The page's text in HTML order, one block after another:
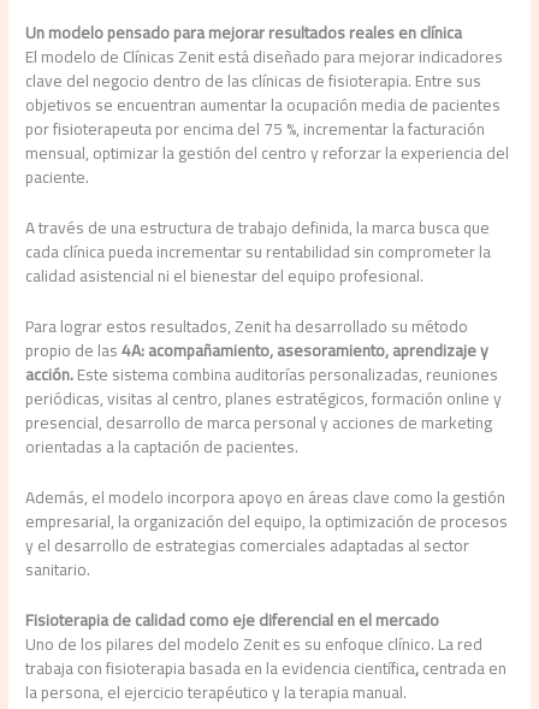
Un modelo pensado para mejorar resultados reales en clínica
El modelo de Clínicas Zenit está diseñado para mejorar indicadores
clave del negocio dentro de las clínicas de fisioterapia. Entre sus
objetivos se encuentran aumentar la ocupación media de pacientes
por fisioterapeuta por encima del 75 %, incrementar la facturación
mensual, optimizar la gestión del centro y reforzar la experiencia del
paciente.
A través de una estructura de trabajo definida, la marca busca que
cada clínica pueda incrementar su rentabilidad sin comprometer la
calidad asistencial ni el bienestar del equipo profesional.
Para lograr estos resultados, Zenit ha desarrollado su método
propio de las4A: acompañamiento, asesoramiento, aprendizaje y
acción.Este sistema combina auditorías personalizadas, reuniones
periódicas, visitas al centro, planes estratégicos, formación online y
presencial, desarrollo de marca personal y acciones de marketing
orientadas a la captación de pacientes.
Además, el modelo incorpora apoyo en áreas clave como la gestión
empresarial, la organización del equipo, la optimización de procesos
y el desarrollo de estrategias comerciales adaptadas al sector
sanitario.
Fisioterapia de calidad como eje diferencial en el mercado
Uno de los pilares del modelo Zenit es su enfoque clínico. La red
trabaja con fisioterapia basada en la evidencia científica,centrada en
la persona, el ejercicio terapéutico y la terapia manual.